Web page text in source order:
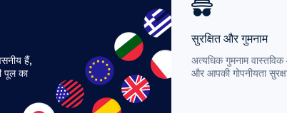
हैं,
पूल का
सुरक्षित और गुमनाम
अत्यधिक गुमनाम
और आपकी गोपनीयता